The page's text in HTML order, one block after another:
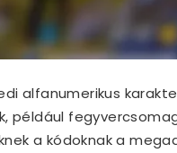
alfanumerikus
például
a kódoknak a